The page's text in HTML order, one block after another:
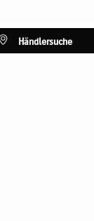
Händlersuche